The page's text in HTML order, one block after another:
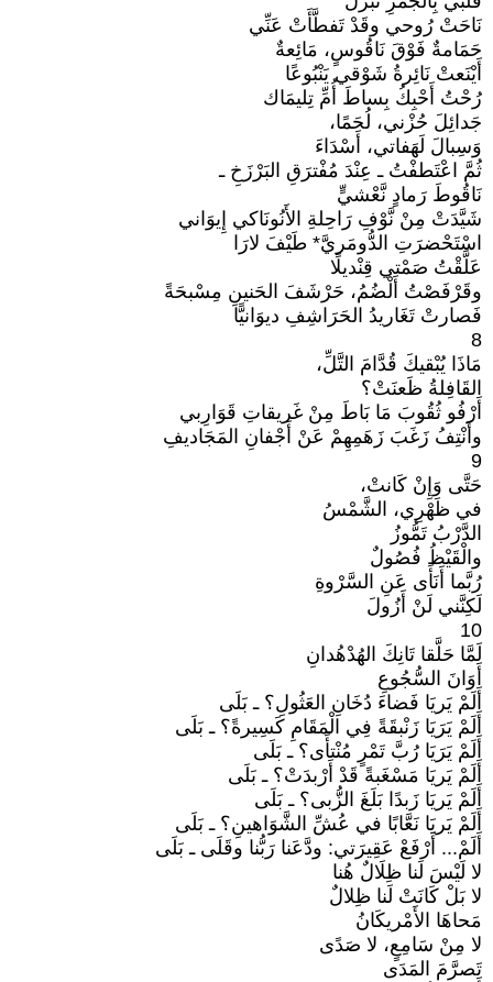
نَاحَتْ رُوحي وقَدْ تَفطَّأَتْ عَنِّي
حَمَامةٌ فَوْقَ نَاقُوسٍ، مَائِعةٌ
أَيْنَعتْ نَائِرةُ شَوْقي يَنْبُوعًا
رُحْتُ أَحْبِكُ بِساطَ أُمِّ تِليمَاك
جَدائِلَ حُزْني، لُحَمًا،
وَسِبالَ لَهَفاتي، أَسْدَاءَ
ثُمَّ اعْتَطفْتُ ـ عِنْدَ مُفْترَقِ البَرْزَخِ ـ
نَاقُوطَ رَمادٍ نَّعْشيٍّ
شَيَّدَتْ مِنْ نَّوْفِ رَاحِلةِ الأَنُونَاكي إِيوَاني
اسْتَحْضرَتِ الدُّومَريَّ* طَيْفَ لارَا
عَلَّقْتُ صَمْتي قِنْديلًا
وقَرْفَصْتُ أَلْضُمُ، حَرْشَفَ الحَنينِ مِسْبحَةً
فَصارتْ تَغَاريدُ الحَرَاشِفِ ديوَانيًّا
8
مَاذَا يُبْقيكَ قُدَّامَ التَّلِّ،
القَافِلةُ ظَعنَتْ؟
أَرْفُو ثُقُوبَ مَا بَاطَ مِنْ غَريقاتِ قَوَارِبي
وأَنْتِفُ زَغَبَ زَهَمِهِمْ عَنْ أَجْفانِ المَجَاديفِ
9
حَتَّى وَإِنْ كَانتْ،
في ظَهْرِي، الشَّمْسُ
الدَّرْبُ تَمُّوزُ
والْقَيْظُ فُصُولٌ
رُبَّما أَنَأَى عَنِ السَّرْوةِ
لَكِنَّني لَنْ أَزُولَ
10
لَمَّا حَلَّقا تَانِكَ الهُدْهُدانِ
أَوَانَ السُّجُوعِ
أَلَمْ يَريَا فَضاءَ دُخَانِ العَثُولِ؟ ـ بَلَى
أَلَمْ يَرَيَا زَنْبقَةً فِي الْمَقَامِ كَسِيرةً؟ ـ بَلَى
أَلَمْ يَرَيَا رُبَّ تَمْرٍ مُنْتأًى؟ ـ بَلَى
أَلَمْ يَريَا مَسْغَبةً قَدْ أَرْبدَتْ؟ ـ بَلَى
أَلَمْ يَريَا زَبدًا بَلَغَ الزُّبى؟ ـ بَلَى
أَلَمْ يَريَا نَعَّابًا في عُشِّ الشَّوَاهينِ؟ ـ بَلَى
أَلَمْ... أَرْفَعْ عَقِيرَتي: ودَّعَنا رَبُّنا وقَلَى ـ بَلَى
لا لَيْسَ لَنا ظِلَالٌ هُنا
لا بَلْ كَانَتْ لَنا ظِلالٌ
مَحاهَا الأَمْريكَانُ
لا مِنْ سَامِعٍ، لا صَدًى
تَصرَّمَ المَدَى